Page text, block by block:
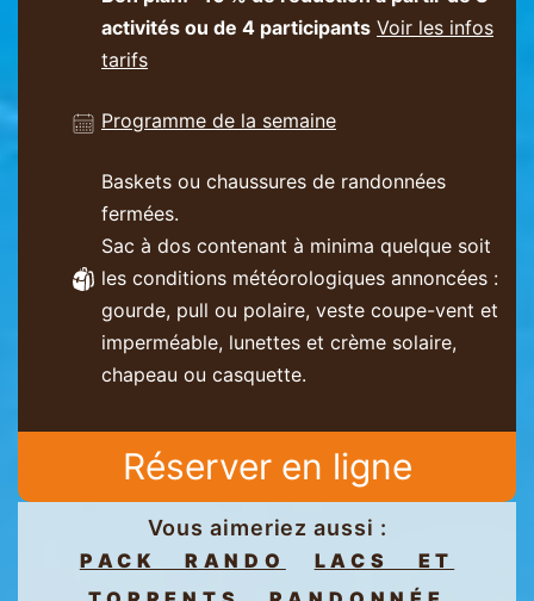
activités ou de 4 participants Voir les infos
tarifs
Programme de la semaine
Baskets ou chaussures de randonnées
fermées.
Sac à dos contenant à minima quelque soit
les conditions météorologiques annoncées :
gourde, pull ou polaire, veste coupe-vent et
imperméable, lunettes et crème solaire,
chapeau ou casquette.
Réserver en ligne
Vous aimeriez aussi :
PACK RANDO
LACS ET